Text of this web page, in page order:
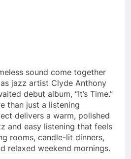
sound come together
as jazz artist Clyde Anthony
debut album, “It’s Time.”
than just a listening
delivers a warm, polished
and easy listening that feels
rooms, candle-lit dinners,
relaxed weekend mornings.